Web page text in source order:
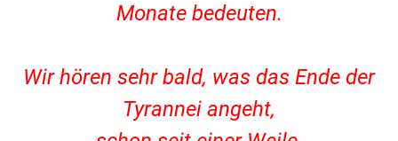
Monate bedeuten.
Wir hören sehr bald, was das Ende der
Tyrannei angeht,